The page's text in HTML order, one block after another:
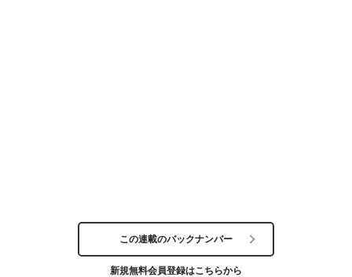
この連載のバックナンバー
新規無料会員登録はこちらから